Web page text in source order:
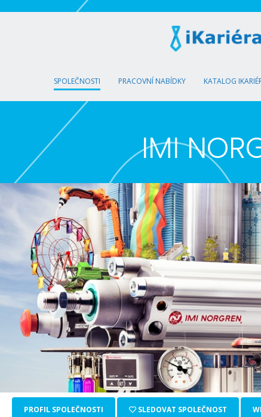
SPOLEČNOSTI PRACOVNÍ NABÍDKY KATALOG
IMI
PROFIL SPOLEČNOSTI SLEDOVAT SPOLEČNOST